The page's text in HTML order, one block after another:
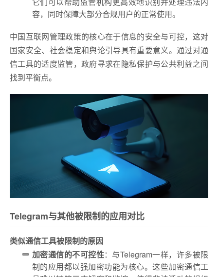
容，同时保障大部分合规用户的正常使用。
中国互联网管理政策的核心在于信息的安全与可控，这对
国家安全、社会稳定和舆论引导具有重要意义。通过对通
信工具的适度监管，政府寻求在隐私保护与公共利益之间
找到平衡点。
Telegram与其他被限制的应用对比
类似通信工具被限制的原因
加密通信的不可控性：与Telegram一样，许多被限
制的应用都以强加密功能为核心。这些加密通信工